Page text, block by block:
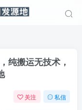
纯搬运无技术，
关注 私信